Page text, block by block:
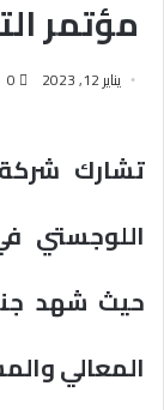
مؤتمر
يناير 12, 2023 0
تشارك
اللوجستي
حيث شهد
المعالي